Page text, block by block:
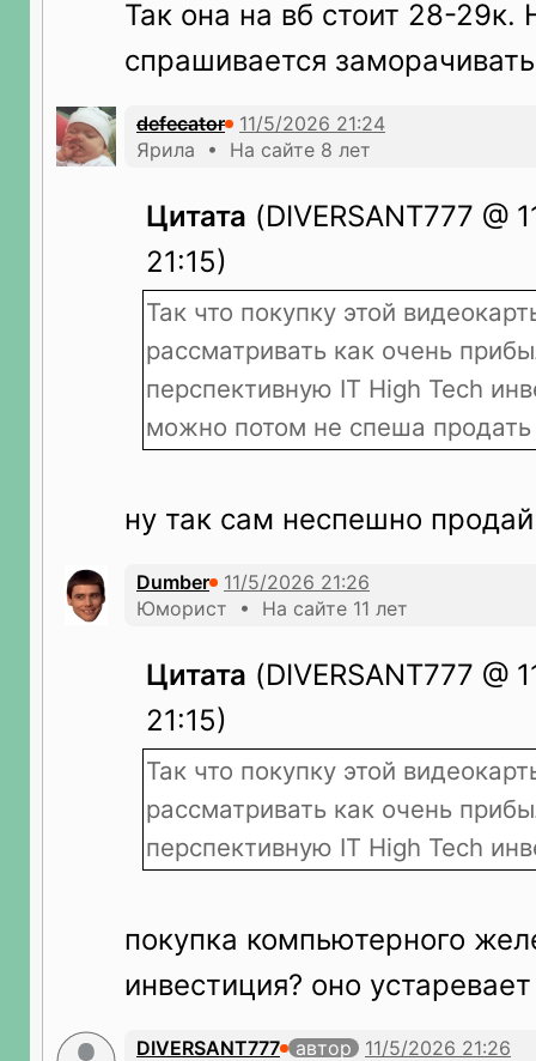
Так она на вб стоит 28-29к.
спрашивается
defecator
Ярила • На сайте 8 лет
Цитата (DIVERSANT777 @
21:15)
Так что покупку этой
рассматривать как очень
перспективную IT High Tech
можно потом не спеша продать
ну так сам неспешно
Dumber
Юморист • На сайте 11 лет
Цитата (DIVERSANT777 @
21:15)
Так что покупку этой
рассматривать как очень
перспективную IT High Tech
покупка компьютерного
инвестиция? оно
DIVERSANT777
автор